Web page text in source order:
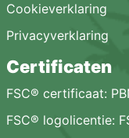
Cookieverklaring
Privacyverklaring
Certificaten
FSC® certificaat:
FSC® logolicentie: